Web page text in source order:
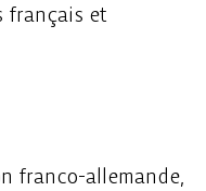
français et
franco-allemande,